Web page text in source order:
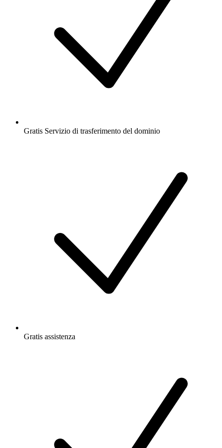
Gratis Servizio di trasferimento del dominio
Gratis assistenza